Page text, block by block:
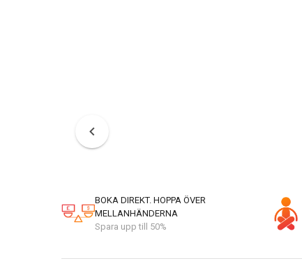
BOKA DIREKT. HOPPA ÖVER
MELLANHÄNDERNA
Spara upp till 50%